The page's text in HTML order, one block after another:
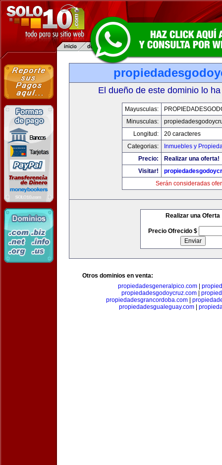
El dueño de este dominio lo
Mayusculas:
Minusculas:
Longitud:
20 caracteres
Categorias:
Inmuebles y
Precio:
Realizar una oferta!
Visitar!
Serán consideradas
Realizar una Oferta
Precio Ofrecido $
Otros dominios en venta:
propiedadesgeneralpico.com|
propiedadesgodoycruz.com|
propiedadesgrancordoba.com|
propiedadesgualeguay.com